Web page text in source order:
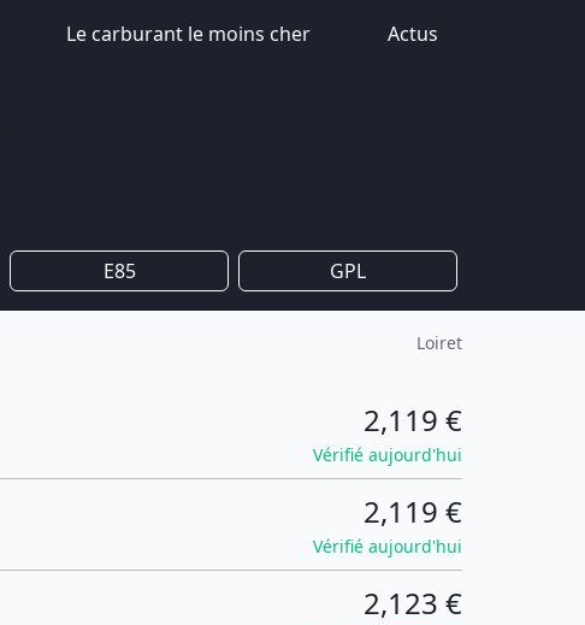
Le carburant le moins cher Actus
E85 GPL
Loiret
2,119 €
Vérifié aujourd'hui
2,119 €
Vérifié aujourd'hui
2,123 €